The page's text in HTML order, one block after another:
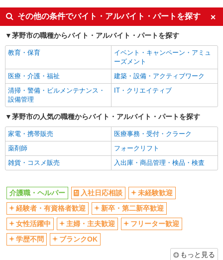
未経験歓迎
ミドル（40代～）活躍中
ボーナス・賞与あり
車通勤OK
交通費支給
社会保険あり
産休・育休取得実績あり
その他の条件でバイト・アルバイト・パートを探す
茅野市の職種からバイト・アルバイト・パートを探す
教育・保育
イベント・キャンペーン・アミュ
ーズメント
医療・介護・福祉
建築・設備・アクティブワーク
清掃・警備・ビルメンテナンス・
設備管理
IT・クリエイティブ
茅野市の人気の職種からバイト・アルバイト・パートを探す
家電・携帯販売
医療事務・受付・クラーク
薬剤師
フォークリフト
雑貨・コスメ販売
入出庫・商品管理・検品・検査
介護職・ヘルパー 入社日応相談
未経験歓迎
経験者・有資格者歓迎
新卒・第二新卒歓迎
女性活躍中
主婦・主夫歓迎
フリーター歓迎
学歴不問
ブランクOK
もっと見る